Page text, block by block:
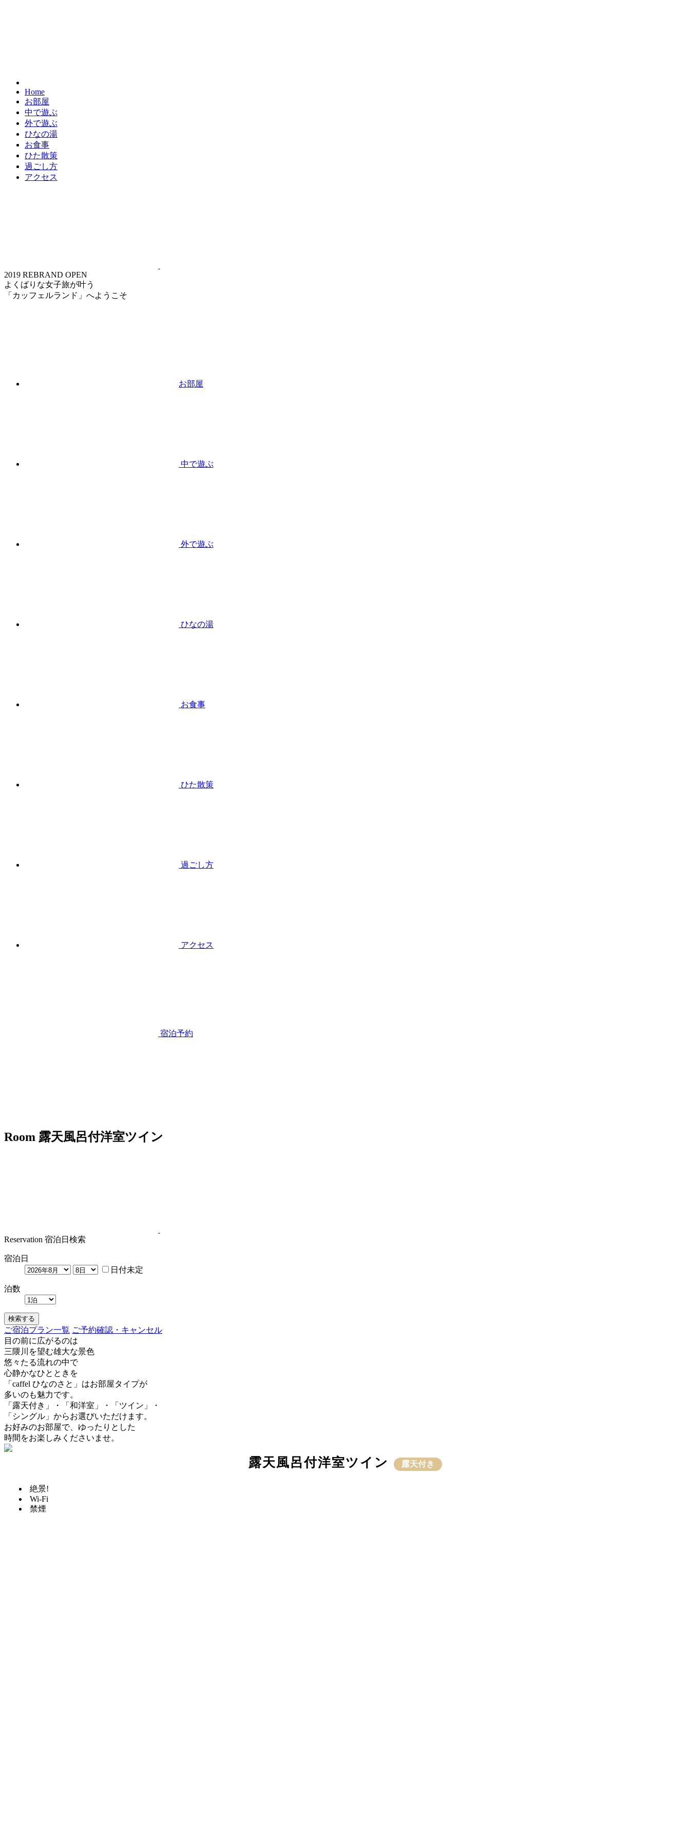
Home
お部屋
中で遊ぶ
外で遊ぶ
ひなの湯
お食事
ひた散策
過ごし方
アクセス
2019 REBRAND OPEN
よくばりな女子旅が叶う
「カッフェルランド」へようこそ
お部屋
中で遊ぶ
外で遊ぶ
ひなの湯
お食事
ひた散策
過ごし方
アクセス
宿泊予約
Room 露天風呂付洋室ツイン
Reservation 宿泊日検索
宿泊日
日付未定
泊数
検索する
ご宿泊プラン一覧 ご予約確認・キャンセル
目の前に広がるのは
三隈川を望む雄大な景色
悠々たる流れの中で
心静かなひとときを
「caffel ひなのさと」はお部屋タイプが
多いのも魅力です。
「露天付き」・「和洋室」・「ツイン」・
「シングル」からお選びいただけます。
お好みのお部屋で、ゆったりとした
時間をお楽しみくださいませ。
露天風呂付洋室ツイン 露天付き
絶景!
Wi-Fi
禁煙